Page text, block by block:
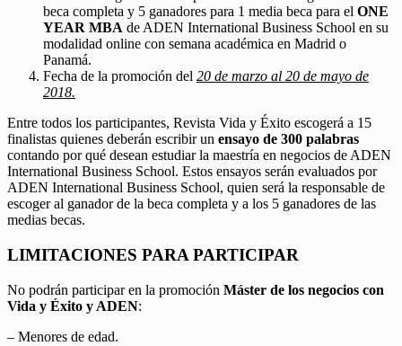
beca completa y 5 ganadores para 1 media beca para el ONE
YEAR MBA de ADEN International Business School en su
modalidad online con semana académica en Madrid o
Panamá.
Fecha de la promoción del 20 de marzo al 20 de mayo de
2018.
Entre todos los participantes, Revista Vida y Éxito escogerá a 15
finalistas quienes deberán escribir un ensayo de 300 palabras
contando por qué desean estudiar la maestría en negocios de ADEN
International Business School. Estos ensayos serán evaluados por
ADEN International Business School, quien será la responsable de
escoger al ganador de la beca completa y a los 5 ganadores de las
medias becas.
LIMITACIONES PARA PARTICIPAR
No podrán participar en la promoción Máster de los negocios con
Vida y Éxito y ADEN:
– Menores de edad.